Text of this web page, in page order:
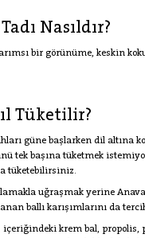
Nasıldır?
bir görünüme, keskin
Tüketilir?
güne başlarken dil altına
tek başına tüketmek
tüketebilirsiniz.
uğraşmak yerine
ballı karışımlarını da
içeriğindeki krem bal, propolis,